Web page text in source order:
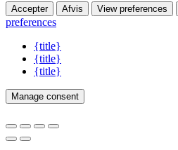
Accepter Afvis View preferences
preferences
{title}
{title}
{title}
Manage consent